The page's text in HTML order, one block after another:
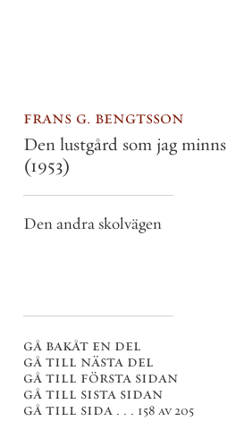
frans g. bengtsson
Den lustgård som jag minns
(1953)
Den andra skolvägen
gå bakåt en del
gå till nästa del
gå till första sidan
gå till sista sidan
gå till sida . . . 158 av 205